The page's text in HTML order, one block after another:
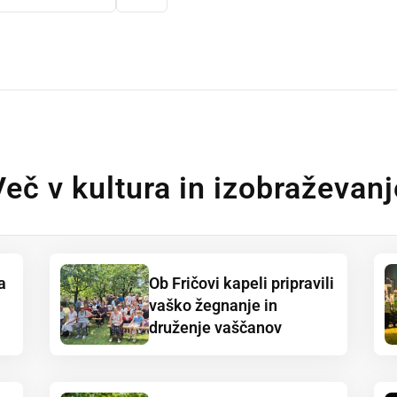
v kultura in
Ob Fričovi kapeli pripravili
vaško žegnanje in
druženje vaščanov